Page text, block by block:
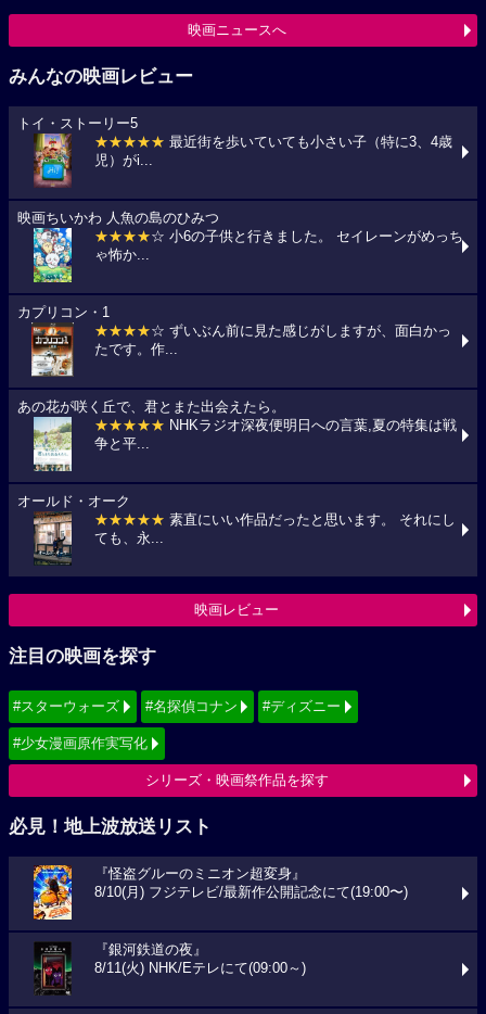
映画ニュースへ
みんなの映画レビュー
トイ・ストーリー5
★★★★★ 最近街を歩いていても小さい子（特に3、4歳
児）がi...
映画ちいかわ 人魚の島のひみつ
★★★★☆ 小6の子供と行きました。 セイレーンがめっち
ゃ怖か...
カプリコン・1
★★★★☆ ずいぶん前に見た感じがしますが、面白かっ
たです。作...
あの花が咲く丘で、君とまた出会えたら。
★★★★★ NHKラジオ深夜便明日への言葉,夏の特集は戦
争と平...
オールド・オーク
★★★★★ 素直にいい作品だったと思います。 それにし
ても、永...
映画レビュー
注目の映画を探す
#スターウォーズ #名探偵コナン #ディズニー
#少女漫画原作実写化
シリーズ・映画祭作品を探す
必見！地上波放送リスト
『怪盗グルーのミニオン超変身』
8/10(月) フジテレビ/最新作公開記念にて(19:00〜)
『銀河鉄道の夜』
8/11(火) NHK/Eテレにて(09:00～)